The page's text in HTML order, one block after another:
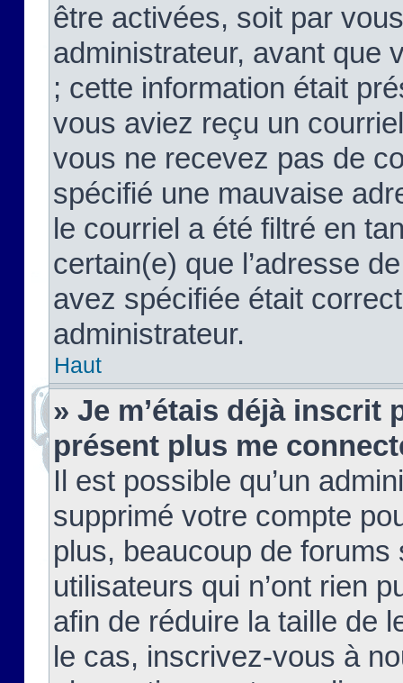
être activées, soit par
administrateur, avant que
; cette information était
vous aviez reçu un
vous ne recevez pas de
spécifié une mauvaise
le courriel a été filtré en
certain(e) que l’adresse
avez spécifiée était
administrateur.
Haut
» Je m’étais déjà inscrit
présent plus me
Il est possible qu’un
supprimé votre compte
plus, beaucoup de
utilisateurs qui n’ont rien
afin de réduire la taille de
le cas, inscrivez-vous à